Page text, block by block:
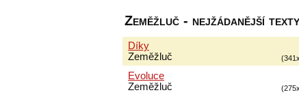
Zeměžluč - nejžádanější texty
Díky
Zeměžluč
Evoluce
Zeměžluč